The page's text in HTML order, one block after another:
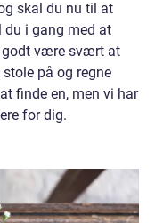
skal du nu til at
du i gang med at
godt være svært at
på og regne
finde en, men vi har
for dig.